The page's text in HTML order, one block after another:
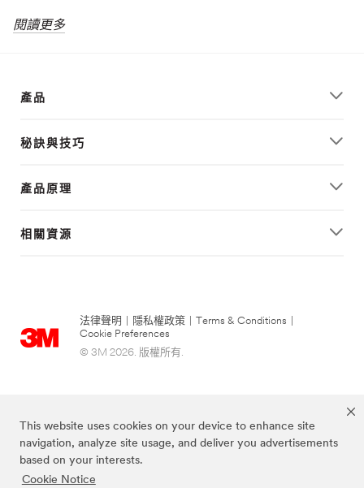
This website uses cookies on your device to enhance site
navigation, analyze site usage, and deliver you advertisements
based on your interests.
Cookie Notice
閱讀更多
產品
秘訣與技巧
產品原理
相關資源
法律聲明 隱私權政策 Terms & Conditions
Cookie Preferences
© 3M 2026. 版權所有.